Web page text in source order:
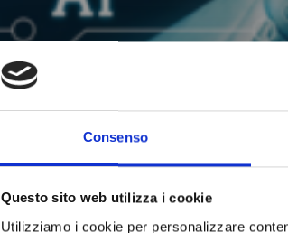
Consenso
Questo sito web utilizza i cookie
Utilizziamo i cookie per personalizzare